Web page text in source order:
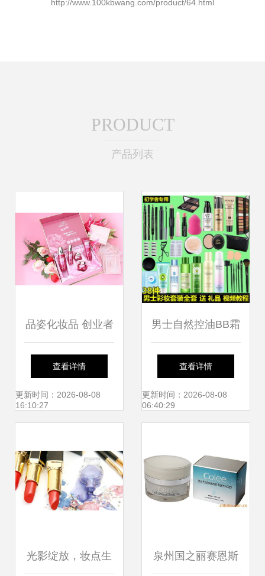
http://www.100kbwang.com/product/64.html
PRODUCT
产品列表
品姿化妆品 创业者
的黄金选择，创新
呵护美丽事业
查看详情
更新时间：2026-08-08
16:10:27
男士自然控油BB霜
套装 初学者与学生
的全能彩妆指南
查看详情
更新时间：2026-08-08
06:40:29
光影绽放，妆点生 泉州国之丽赛恩斯